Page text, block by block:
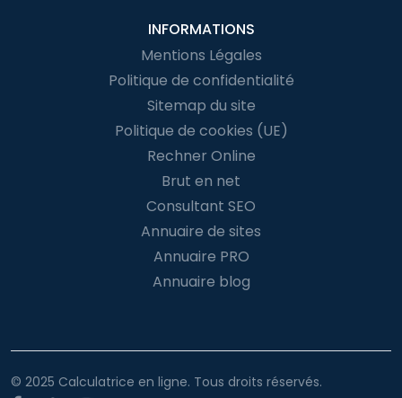
INFORMATIONS
Mentions Légales
Politique de confidentialité
Sitemap du site
Politique de cookies (UE)
Rechner Online
Brut en net
Consultant SEO
Annuaire de sites
Annuaire PRO
Annuaire blog
© 2025 Calculatrice en ligne. Tous droits réservés.